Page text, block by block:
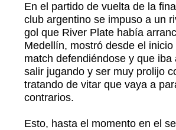
En el partido de vuelta de la
club argentino se impuso a un
gol que River Plate había
Medellín, mostró desde el
match defendiéndose y que
salir jugando y ser muy prolijo
tratando de vitar que vaya a
contrarios.
Esto, hasta el momento en el